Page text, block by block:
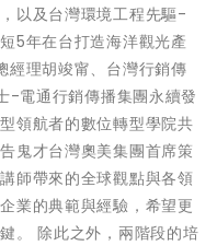
以及台灣環境工程先驅-
5年在台打造海洋觀光產
理胡竣甯、台灣行銷傳
-電通行銷傳播集團永續發
領航者的數位轉型學院共
鬼才台灣奧美集團首席策
師帶來的全球觀點與各領
業的典範與經驗，希望更
。 除此之外，兩階段的培